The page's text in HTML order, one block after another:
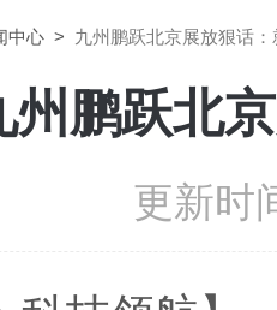
中心 > 九州鹏跃北京展放狠话
州鹏跃北
更新时